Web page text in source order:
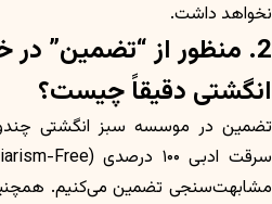
نخواهد داشت.
2. منظور از “تضمین”
انگشتی دقیقاً چیست؟
تضمین در موسسه سبز انگشتی
مشابهت‌سنجی تضمین می‌کنیم.